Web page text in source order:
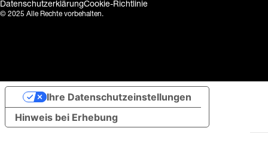
© 2025 Alle Rechte vorbehalten.
DatenschutzerklärungCookie-Richtlinie
Hinweis bei Erhebung
Ihre Datenschutzeinstellungen